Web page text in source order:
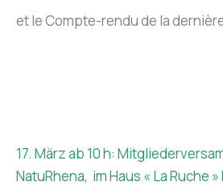
et le Compte-rendu de la
17. März ab 10 h:
NatuRhena, im Haus « La Ruche